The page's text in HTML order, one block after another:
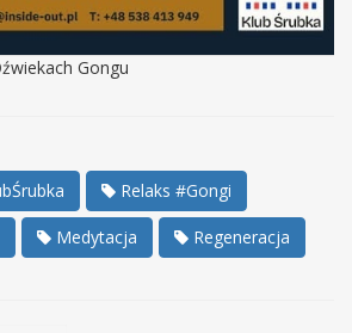
Gongu
Relaks #Gongi
Medytacja Regeneracja